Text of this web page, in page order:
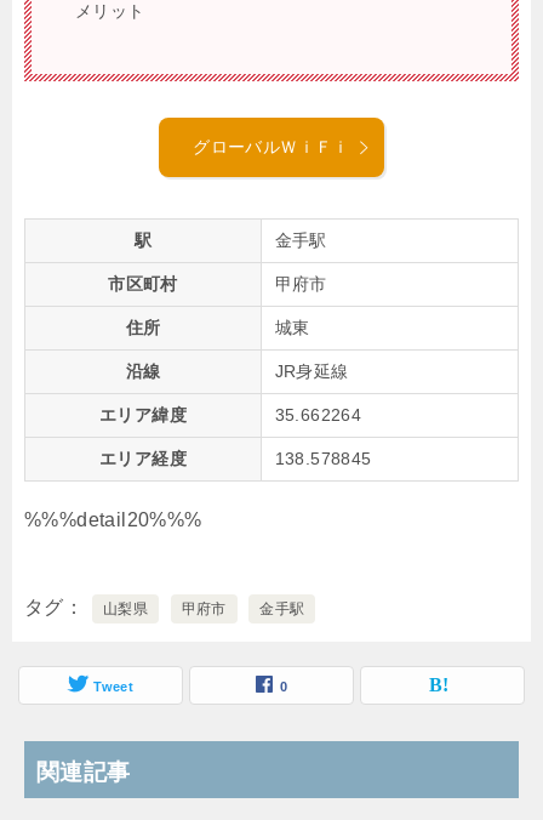
メリット
グローバルＷｉＦｉ
駅 金手駅
市区町村 甲府市
住所 城東
沿線 JR身延線
エリア緯度 35.662264
エリア経度 138.578845
%%%detail20%%%
タグ 山梨県 甲府市 金手駅
Tweet 0
関連記事